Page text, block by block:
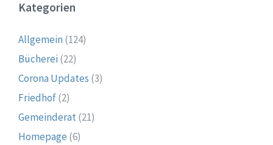
Kategorien
Allgemein (124)
Bücherei (22)
Corona Updates (3)
Friedhof(2)
Gemeinderat(21)
Homepage (6)